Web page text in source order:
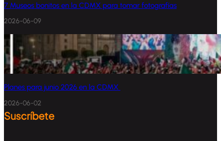
7 Museos bonitos en la CDMX para tomar fotografías
2026-06-09
Planes para junio 2026 en la CDMX
2026-06-02
Suscríbete